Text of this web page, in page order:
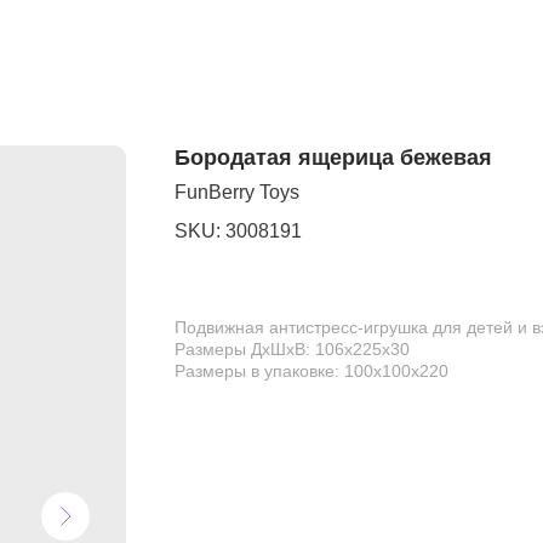
Бородатая ящерица бежевая
FunBerry Toys
SKU: 3008191
Подвижная антистресс-игрушка для детей и
Размеры ДхШхВ: 106х225х30
Размеры в упаковке: 100х100х220